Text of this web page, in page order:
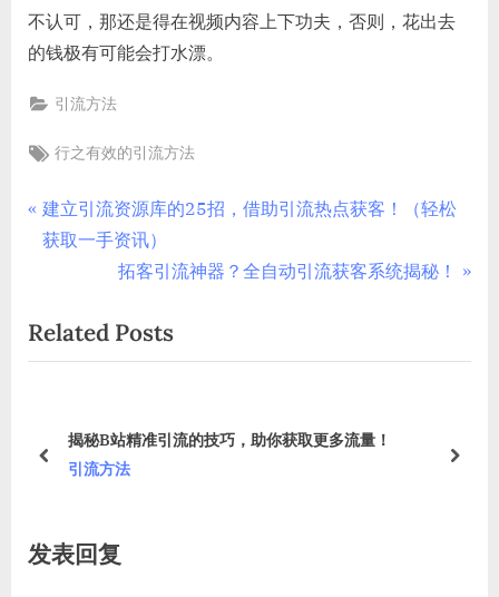
不认可，那还是得在视频内容上下功夫，否则，花出去
的钱极有可能会打水漂。
引流方法
Tags:
行之有效的引流方法
文
章
航
P
r
i
o
P
t
建立引流资源库的25招，借助引流热点获客！（轻松
获取一手资讯）
N
x
t
o
s
拓客引流神器？全自动引流获客系统揭秘！
Related Posts
揭秘B站精准引流的技巧，助你获取更多流量！
引流方法
prev next
发表回复